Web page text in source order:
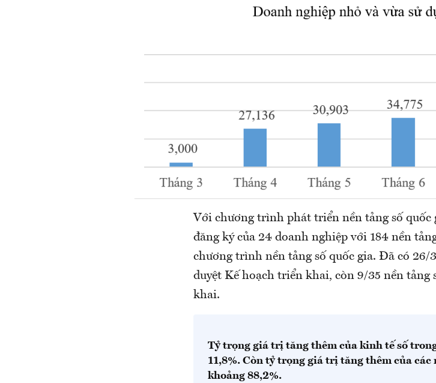
Với chương trình phát triển nền tảng số quốc
đăng ký của 24 doanh nghiệp với 184 nền
chương trình nền tảng số quốc gia. Đã có 26/
duyệt Kế hoạch triển khai, còn 9/35 nền tảng
khai.
Tỷ trọng giá trị tăng thêm của kinh tế số
11,8%. Còn tỷ trọng giá trị tăng thêm của
khoảng 88,2%.